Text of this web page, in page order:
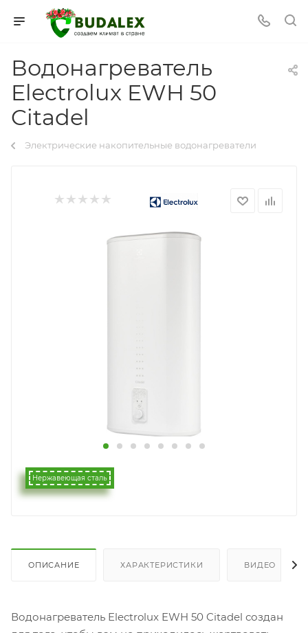
Водонагреватель
Electrolux EWH 50
Citadel
Электрические накопительные водонагреватели
Нержавеющая сталь
ОПИСАНИЕ ХАРАКТЕРИСТИКИ ВИДЕО
Водонагреватель Electrolux EWH 50 Citadel создан